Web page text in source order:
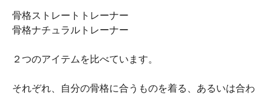
骨格ストレートトレーナー
骨格ナチュラルトレーナー
２つのアイテムを比べています。
それぞれ、自分の骨格に合うものを着る、あるいは合わ